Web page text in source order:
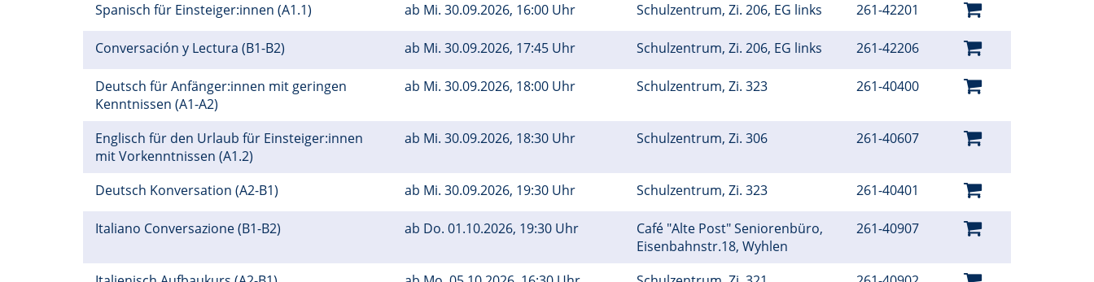
Spanisch für Einsteiger:innen (A1.1) ab Mi. 30.09.2026, 16:00 Uhr Schulzentrum, Zi. 206, EG links 261-42201
Conversación y Lectura (B1-B2) ab Mi. 30.09.2026, 17:45 Uhr Schulzentrum, Zi. 206, EG links 261-42206
Deutsch für Anfänger:innen mit geringen
Kenntnissen (A1-A2)
ab Mi. 30.09.2026, 18:00 Uhr Schulzentrum, Zi. 323 261-40400
Englisch für den Urlaub für Einsteiger:innen
mit Vorkenntnissen (A1.2)
ab Mi. 30.09.2026, 18:30 Uhr Schulzentrum, Zi. 306 261-40607
Deutsch Konversation (A2-B1) ab Mi. 30.09.2026, 19:30 Uhr Schulzentrum, Zi. 323 261-40401
Italiano Conversazione (B1-B2) ab Do. 01.10.2026, 19:30 Uhr
Café "Alte Post" Seniorenbüro,
Eisenbahnstr.18, Wyhlen
261-40907